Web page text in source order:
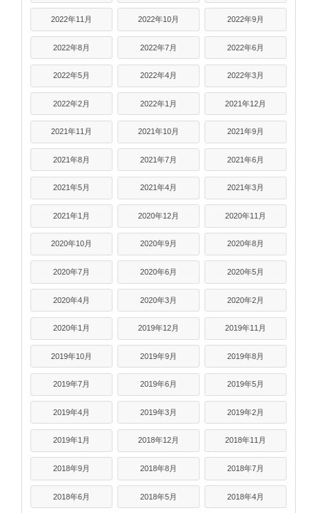
2022年11月 2022年10月 2022年9月
2022年8月 2022年7月 2022年6月
2022年5月 2022年4月 2022年3月
2022年2月 2022年1月 2021年12月
2021年11月 2021年10月 2021年9月
2021年8月 2021年7月 2021年6月
2021年5月 2021年4月 2021年3月
2021年1月 2020年12月 2020年11月
2020年10月 2020年9月 2020年8月
2020年7月 2020年6月 2020年5月
2020年4月 2020年3月 2020年2月
2020年1月 2019年12月 2019年11月
2019年10月 2019年9月 2019年8月
2019年7月 2019年6月 2019年5月
2019年4月 2019年3月 2019年2月
2019年1月 2018年12月 2018年11月
2018年9月 2018年8月 2018年7月
2018年6月 2018年5月 2018年4月